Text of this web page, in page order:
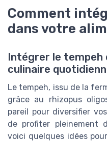
Comment
dans votre
Intégrer le
culinaire
Le tempeh, issu de la
grâce au rhizopus
pareil pour diversifier
de profiter pleinement
voici quelques idées